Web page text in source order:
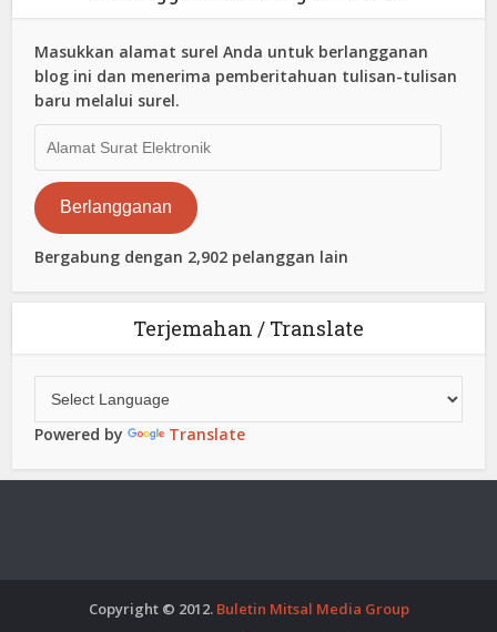
Masukkan alamat surel Anda untuk berlangganan
blog ini dan menerima pemberitahuan tulisan-tulisan
baru melalui surel.
Surat
Elektronik
Berlangganan
Bergabung dengan 2,902 pelanggan lain
Terjemahan / Translate
Powered by Translate
Copyright © 2012. Buletin Mitsal Media Group